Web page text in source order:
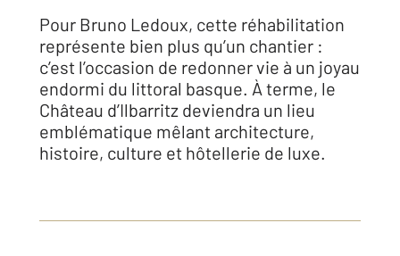
Pour Bruno Ledoux, cette réhabilitation
représente bien plus qu’un chantier :
c’est l’occasion de redonner vie à un joyau
endormi du littoral basque. À terme, le
Château d’Ilbarritz deviendra un lieu
emblématique mêlant architecture,
histoire, culture et hôtellerie de luxe.